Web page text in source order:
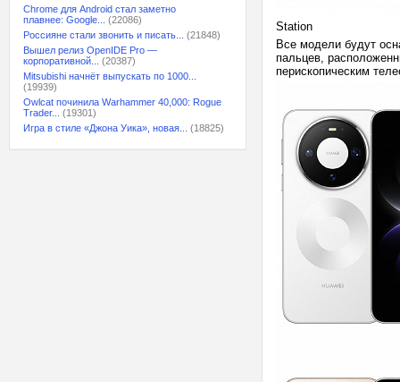
Chrome для Android стал заметно
плавнее: Google...
(22086)
Россияне стали звонить и писать...
(21848)
Вышел релиз OpenIDE Pro —
корпоративной...
(20387)
Mitsubishi начнёт выпускать по 1000...
(19939)
Owlcat починила Warhammer 40,000: Rogue
Trader...
(19301)
Игра в стиле «Джона Уика», новая...
(18825)
Station
Все модели будут
пальцев,
перископическим